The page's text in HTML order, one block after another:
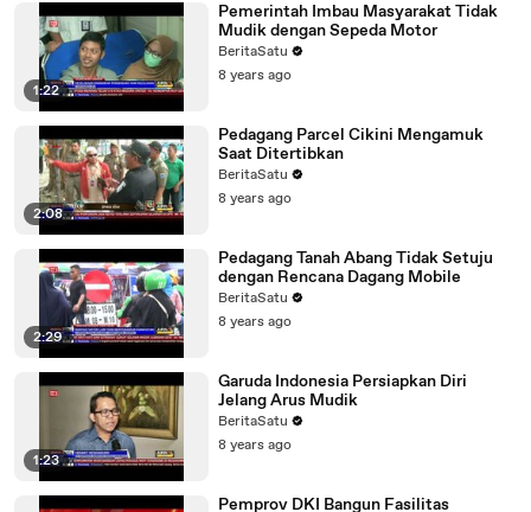
1:22
Pemerintah Imbau Masyarakat Tidak
Mudik dengan Sepeda Motor
BeritaSatu
8 years ago
2:08
Pedagang Parcel Cikini Mengamuk
Saat Ditertibkan
BeritaSatu
8 years ago
2:29
Pedagang Tanah Abang Tidak Setuju
dengan Rencana Dagang Mobile
BeritaSatu
8 years ago
1:23
Garuda Indonesia Persiapkan Diri
Jelang Arus Mudik
BeritaSatu
8 years ago
Pemprov DKI Bangun Fasilitas